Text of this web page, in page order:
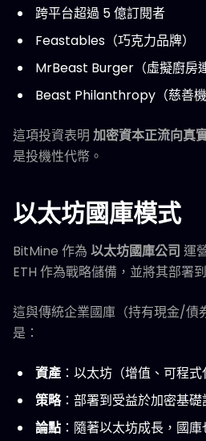
跨平台超過 5 億訂閱者
Feastables（巧克力品牌）
MrBeast Burger（虛擬廚房連
Beast Philanthropy（慈善機
這項投資表明 加密資本正流向真
是投機性代幣。
以太坊國庫模式
BitMine 作為 以太坊國庫公司 運
ETH 作為戰略儲備，並將其部署
這與傳統企業國庫（持有現金/債
是：
資產 ：以太坊（增值、可程式
策略：部署到受益於加密基
論點 ：隨著以太坊成長，國